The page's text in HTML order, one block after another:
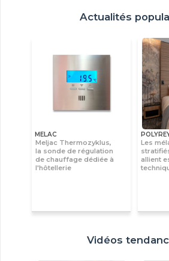
Actualités
MELAC
Meljac Thermozyklus,
la sonde de régulation
de chauffage dédiée à
l'hôtellerie
Les
allient
Vidéos